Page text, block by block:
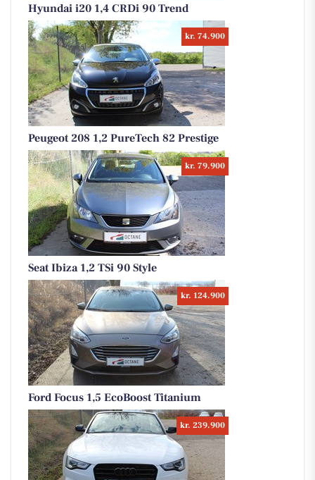
Hyundai i20 1,4 CRDi 90 Trend
kr. 74.900
Peugeot 208 1,2 PureTech 82 Prestige
kr. 79.900
Seat Ibiza 1,2 TSi 90 Style
kr. 124.900
Ford Focus 1,5 EcoBoost Titanium
kr. 239.900